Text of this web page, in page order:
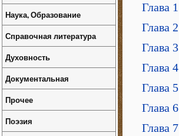
Глава 1
Глава 2
Глава 3
Глава 4
Глава 5
Глава 6
Глава 7
Наука, Образование
Справочная литература
Духовность
Документальная
Прочее
Поэзия